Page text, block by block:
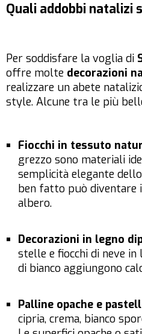
Quali addobbi natalizi
Per soddisfare la voglia di
offre molte decorazioni
realizzare un abete
style. Alcune tra le più
Fiocchi in tessuto
grezzo sono materiali
semplicità elegante
ben fatto può
albero.
Decorazioni in legno
stelle e fiocchi di neve
di bianco aggiungono
Palline opache e
cipria, crema, bianco